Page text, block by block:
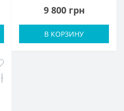
9 800 грн
В КОРЗИНУ